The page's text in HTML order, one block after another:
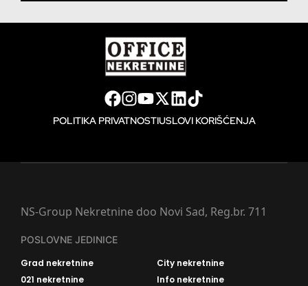
POLITIKA PRIVATNOSTIUSLOVI KORIŠĆENJA
NS-Group Nekretnine doo Novi Sad, Reg.br. 711
POSLOVNE JEDINICE
Grad nekretnine
City nekretnine
021 nekretnine
Info nekretnine